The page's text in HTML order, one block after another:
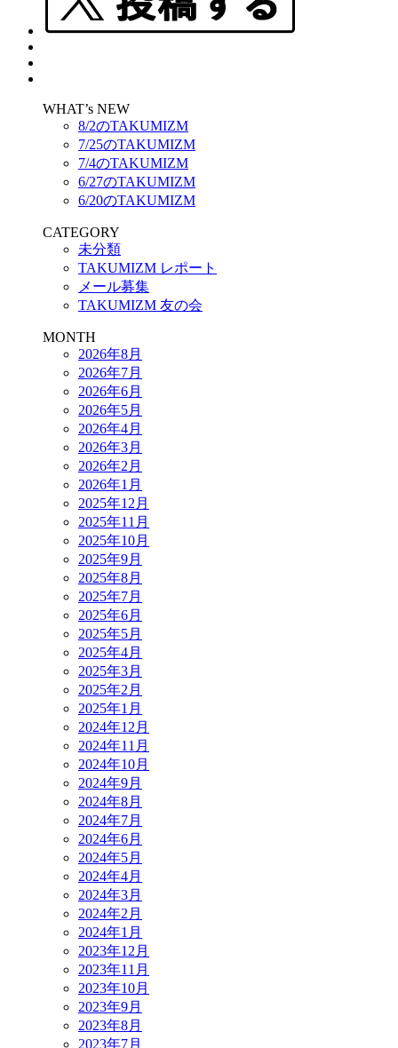
WHAT’s NEW
8/2のTAKUMIZM
7/25のTAKUMIZM
7/4のTAKUMIZM
6/27のTAKUMIZM
6/20のTAKUMIZM
CATEGORY
未分類
TAKUMIZM レポート
メール募集
TAKUMIZM 友の会
MONTH
2026年8月
2026年7月
2026年6月
2026年5月
2026年4月
2026年3月
2026年2月
2026年1月
2025年12月
2025年11月
2025年10月
2025年9月
2025年8月
2025年7月
2025年6月
2025年5月
2025年4月
2025年3月
2025年2月
2025年1月
2024年12月
2024年11月
2024年10月
2024年9月
2024年8月
2024年7月
2024年6月
2024年5月
2024年4月
2024年3月
2024年2月
2024年1月
2023年12月
2023年11月
2023年10月
2023年9月
2023年8月
2023年7月